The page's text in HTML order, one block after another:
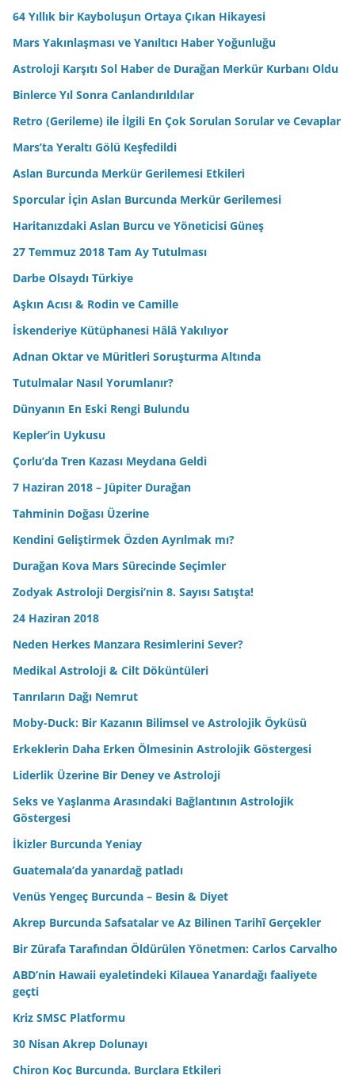
64 Yıllık bir Kayboluşun Ortaya Çıkan Hikayesi
Mars Yakınlaşması ve Yanıltıcı Haber Yoğunluğu
Astroloji Karşıtı Sol Haber de Durağan Merkür Kurbanı Oldu
Binlerce Yıl Sonra Canlandırıldılar
Retro (Gerileme) ile İlgili En Çok Sorulan Sorular ve Cevaplar
Mars’ta Yeraltı Gölü Keşfedildi
Aslan Burcunda Merkür Gerilemesi Etkileri
Sporcular İçin Aslan Burcunda Merkür Gerilemesi
Haritanızdaki Aslan Burcu ve Yöneticisi Güneş
27 Temmuz 2018 Tam Ay Tutulması
Darbe Olsaydı Türkiye
Aşkın Acısı & Rodin ve Camille
İskenderiye Kütüphanesi Hâlâ Yakılıyor
Adnan Oktar ve Müritleri Soruşturma Altında
Tutulmalar Nasıl Yorumlanır?
Dünyanın En Eski Rengi Bulundu
Kepler’in Uykusu
Çorlu’da Tren Kazası Meydana Geldi
7 Haziran 2018 – Jüpiter Durağan
Tahminin Doğası Üzerine
Kendini Geliştirmek Özden Ayrılmak mı?
Durağan Kova Mars Sürecinde Seçimler
Zodyak Astroloji Dergisi’nin 8. Sayısı Satışta!
24 Haziran 2018
Neden Herkes Manzara Resimlerini Sever?
Medikal Astroloji & Cilt Döküntüleri
Tanrıların Dağı Nemrut
Moby-Duck: Bir Kazanın Bilimsel ve Astrolojik Öyküsü
Erkeklerin Daha Erken Ölmesinin Astrolojik Göstergesi
Liderlik Üzerine Bir Deney ve Astroloji
Seks ve Yaşlanma Arasındaki Bağlantının Astrolojik
Göstergesi
İkizler Burcunda Yeniay
Guatemala’da yanardağ patladı
Venüs Yengeç Burcunda – Besin & Diyet
Akrep Burcunda Safsatalar ve Az Bilinen Tarihî Gerçekler
Bir Zürafa Tarafından Öldürülen Yönetmen: Carlos Carvalho
ABD’nin Hawaii eyaletindeki Kilauea Yanardağı faaliyete
geçti
Kriz SMSC Platformu
30 Nisan Akrep Dolunayı
Chiron Koç Burcunda. Burçlara Etkileri